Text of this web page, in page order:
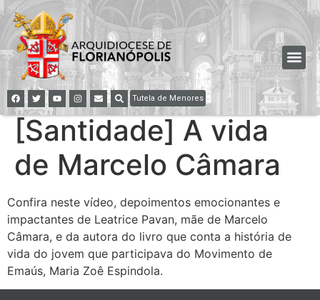
Tutela de Menores
[Santidade] A vida
de Marcelo Câmara
Confira neste vídeo, depoimentos emocionantes e
impactantes de Leatrice Pavan, mãe de Marcelo
Câmara, e da autora do livro que conta a história de
vida do jovem que participava do Movimento de
Emaús, Maria Zoê Espindola.